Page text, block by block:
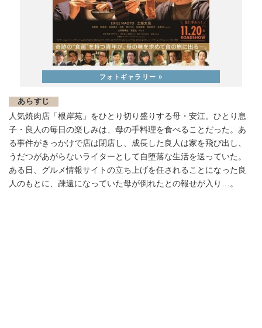
あらすじ
人気焼肉店「根岸苑」をひとり切り盛りする母・安江。ひとり息
子・良人の毎日の楽しみは、母の手料理を食べることだった。あ
る事件がきっかけで店は閉店し、成長した良人は家を飛び出し、
うだつがあがらないライターとして自堕落な生活を送っていた。
ある日、グルメ情報サイトの立ち上げを任されることになった良
人のもとに、疎遠になっていた母が倒れたとの報せが入り…。